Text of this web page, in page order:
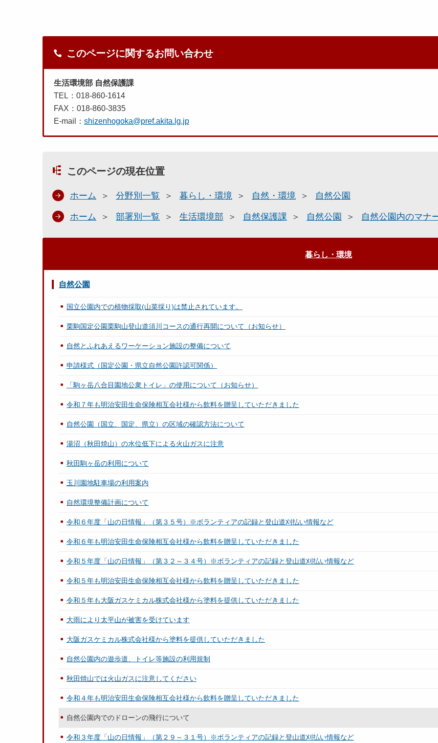
このページに関するお問い合わせ
生活環境部 自然保護課
TEL：018-860-1614
FAX：018-860-3835
E-mail： shizenhogoka@pref.akita.lg.jp
このページの現在位置
ホーム 分野別一覧 暮らし・環境 自然・環境 自然公園
ホーム 部署別一覧 生活環境部 自然保護課 自然公園 自然公園内のマナ
暮らし・環境
自然公園
国立公園内での植物採取(山菜採り)は禁止されています。
栗駒国定公園栗駒山登山道須川コースの通行再開について（お知らせ）
自然とふれあえるワーケーション施設の整備について
申請様式（国定公園・県立自然公園許認可関係）
「駒ヶ岳八合目園地公衆トイレ」の使用について（お知らせ）
令和７年も明治安田生命保険相互会社様から飲料を贈呈していただきました
自然公園（国立、国定、県立）の区域の確認方法について
湯沼（秋田焼山）の水位低下による火山ガスに注意
秋田駒ヶ岳の利用について
玉川園地駐車場の利用案内
自然環境整備計画について
令和６年度「山の日情報」（第３５号）※ボランティアの記録と登山道刈払い情報など
令和６年も明治安田生命保険相互会社様から飲料を贈呈していただきました
令和５年度「山の日情報」（第３２～３４号）※ボランティアの記録と登山道刈払い情報など
令和５年も明治安田生命保険相互会社様から飲料を贈呈していただきました
令和５年も大阪ガスケミカル株式会社様から塗料を提供していただきました
大雨により太平山が被害を受けています
大阪ガスケミカル株式会社様から塗料を提供していただきました
自然公園内の遊歩道、トイレ等施設の利用規制
秋田焼山では火山ガスに注意してください
令和４年も明治安田生命保険相互会社様から飲料を贈呈していただきました
自然公園内でのドローンの飛行について
令和３年度「山の日情報」（第２９～３１号）※ボランティアの記録と登山道刈払い情報など